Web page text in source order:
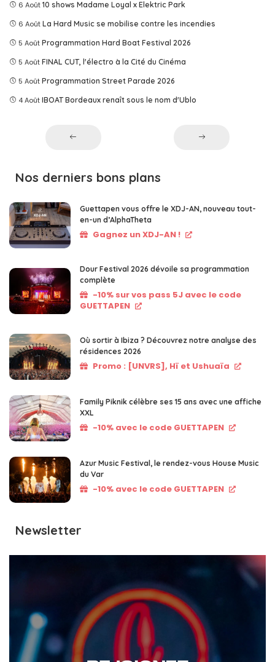
6 Août 10 shows Madame Loyal x Elektric Park
6 Août La Hard Music se mobilise contre les incendies
5 Août Programmation Hard Boat Festival 2026
5 Août FINAL CUT, l'électro à la Cité du Cinéma
5 Août Programmation Street Parade 2026
4 Août IBOAT Bordeaux renaît sous le nom d'Ublo
Nos derniers bons plans
Guettapen vous offre le XDJ-AN, nouveau tout-
en-un d’AlphaTheta
Gagnez un XDJ-AN !
Dour Festival 2026 dévoile sa programmation
complète
-10% sur vos pass 5J avec le code
GUETTAPEN
Où sortir à Ibiza ? Découvrez notre analyse des
résidences 2026
Promo : [UNVRS], Hï et Ushuaïa
Family Piknik célèbre ses 15 ans avec une affiche
XXL
-10% avec le code GUETTAPEN
Azur Music Festival, le rendez-vous House Music
du Var
-10% avec le code GUETTAPEN
Newsletter